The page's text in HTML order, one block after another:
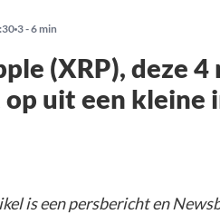
3 - 6 min
(XRP), deze
uit een kleine
is een persbericht en